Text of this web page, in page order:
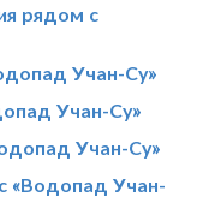
рядом с
Учан-Су»
Учан-Су»
Учан-Су»
«Водопад Учан-